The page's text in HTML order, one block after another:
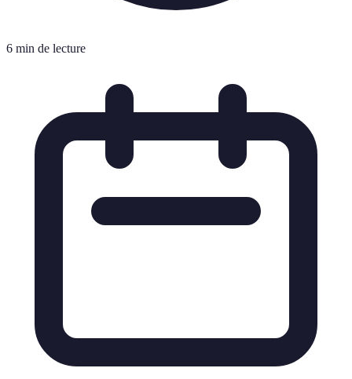
6 min de lecture